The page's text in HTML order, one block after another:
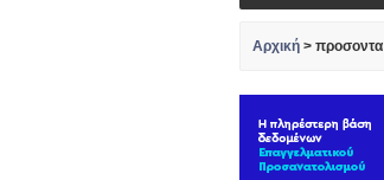
Αρχική > προσοντα